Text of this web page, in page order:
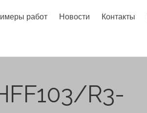
работ Новости Контакты
R3-